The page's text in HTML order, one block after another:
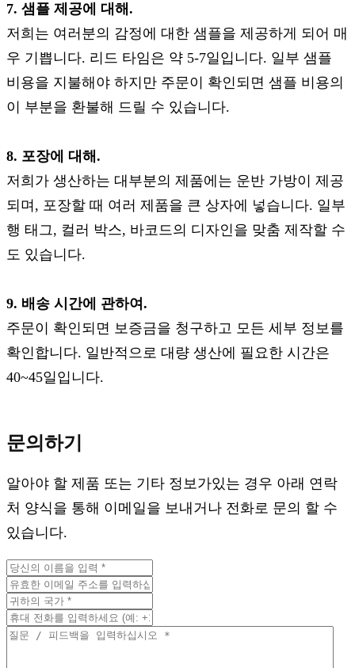
7. 샘플 제공에 대해.
저희는 여러분의 감정에 대한 샘플을 제공하게 되어 매
우 기쁩니다. 리드 타임은 약 5-7일입니다. 일부 샘플
비용을 지불해야 하지만 주문이 확인되면 샘플 비용의
이 부분을 환불해 드릴 수 있습니다.
8. 포장에 대해.
저희가 생산하는 대부분의 제품에는 운반 가방이 제공
되며, 포장할 때 여러 제품을 큰 상자에 넣습니다. 일부
행 태그, 컬러 박스, 바코드의 디자인을 맞춤 제작할 수
도 있습니다.
9. 배송 시간에 관하여.
주문이 확인되면 보증금을 청구하고 모든 세부 정보를
확인합니다. 일반적으로 대량 생산에 필요한 시간은
40~45일입니다.
문의하기
알아야 할 제품 또는 기타 정보가있는 경우 아래 연락
처 양식을 통해 이메일을 보내거나 전화로 문의 할 수
있습니다.